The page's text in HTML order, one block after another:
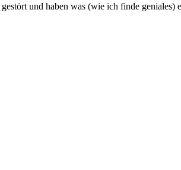
gestört und haben was (wie ich finde